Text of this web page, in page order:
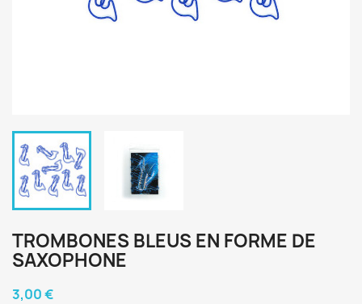
TROMBONES BLEUS EN FORME DE
SAXOPHONE
3,00 €